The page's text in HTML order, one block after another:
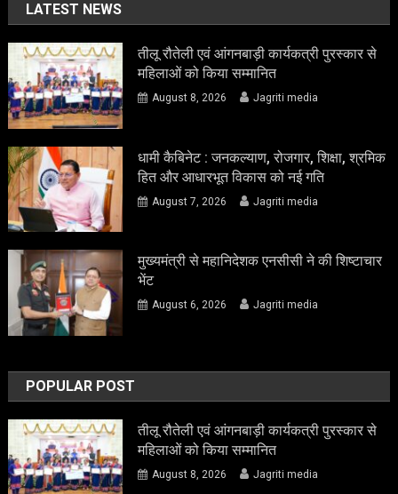
LATEST NEWS
तीलू रौतेली एवं आंगनबाड़ी कार्यकत्री पुरस्कार से
महिलाओं को किया सम्मानित
August 8, 2026 Jagriti media
धामी कैबिनेट : जनकल्याण, रोजगार, शिक्षा, श्रमिक
हित और आधारभूत विकास को नई गति
August 7, 2026 Jagriti media
मुख्यमंत्री से महानिदेशक एनसीसी ने की शिष्टाचार
भेंट
August 6, 2026 Jagriti media
POPULAR POST
तीलू रौतेली एवं आंगनबाड़ी कार्यकत्री पुरस्कार से
महिलाओं को किया सम्मानित
August 8, 2026 Jagriti media